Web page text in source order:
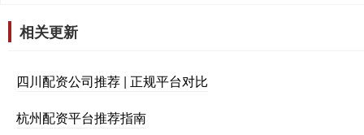
相关更新
四川配资公司推荐 | 正规平台对比
杭州配资平台推荐指南